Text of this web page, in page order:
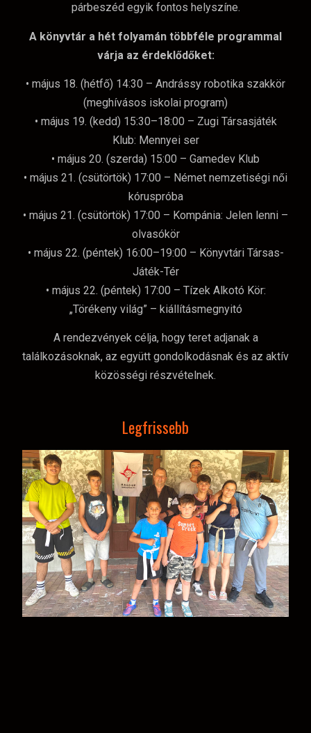
párbeszéd egyik fontos helyszíne.
A könyvtár a hét folyamán többféle programmal
várja az érdeklődőket:
• május 18. (hétfő) 14:30 – Andrássy robotika szakkör
(meghívásos iskolai program)
• május 19. (kedd) 15:30–18:00 – Zugi Társasjáték
Klub: Mennyei ser
• május 20. (szerda) 15:00 – Gamedev Klub
• május 21. (csütörtök) 17:00 – Német nemzetiségi női
kóruspróba
• május 21. (csütörtök) 17:00 – Kompánia: Jelen lenni –
olvasókör
• május 22. (péntek) 16:00–19:00 – Könyvtári Társas-
Játék-Tér
• május 22. (péntek) 17:00 – Tízek Alkotó Kör:
„Törékeny világ” – kiállításmegnyitó
A rendezvények célja, hogy teret adjanak a
találkozásoknak, az együtt gondolkodásnak és az aktív
közösségi részvételnek.
Legfrissebb